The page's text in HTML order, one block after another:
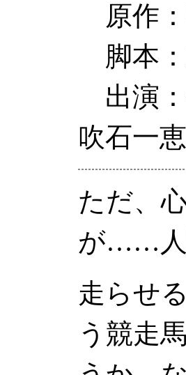
原作：
脚本：
出演：
吹石一
ただ、
が……人
走らせ
う競走